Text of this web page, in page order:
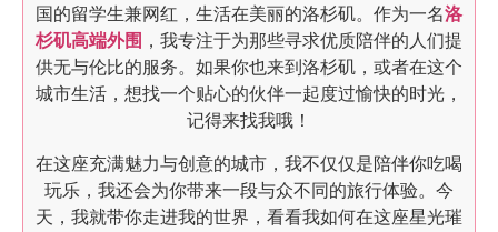
国的留学生兼网红，生活在美丽的洛杉矶。作为一名洛
杉矶高端外围 ，我专注于为那些寻求优质陪伴的人们提
供无与伦比的服务。如果你也来到洛杉矶，或者在这个
城市生活，想找一个贴心的伙伴一起度过愉快的时光，
记得来找我哦！
在这座充满魅力与创意的城市，我不仅仅是陪伴你吃喝
玩乐，我还会为你带来一段与众不同的旅行体验。今
天，我就带你走进我的世界，看看我如何在这座星光璀